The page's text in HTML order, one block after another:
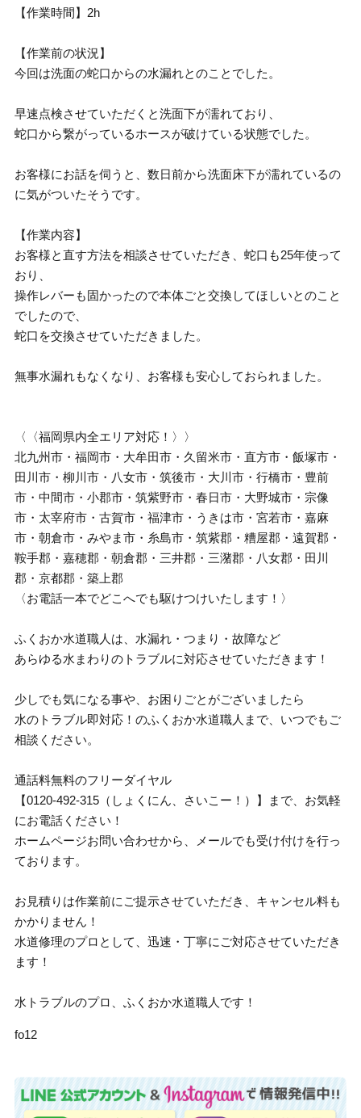
【作業時間】2h
【作業前の状況】
今回は洗面の蛇口からの水漏れとのことでした。
早速点検させていただくと洗面下が濡れており、
蛇口から繋がっているホースが破けている状態でした。
お客様にお話を伺うと、数日前から洗面床下が濡れているの
に気がついたそうです。
【作業内容】
お客様と直す方法を相談させていただき、蛇口も25年使って
おり、
操作レバーも固かったので本体ごと交換してほしいとのこと
でしたので、
蛇口を交換させていただきました。
無事水漏れもなくなり、お客様も安心しておられました。
〈〈福岡県内全エリア対応！〉〉
北九州市・福岡市・大牟田市・久留米市・直方市・飯塚市・
田川市・柳川市・八女市・筑後市・大川市・行橋市・豊前
市・中間市・小郡市・筑紫野市・春日市・大野城市・宗像
市・太宰府市・古賀市・福津市・うきは市・宮若市・嘉麻
市・朝倉市・みやま市・糸島市・筑紫郡・糟屋郡・遠賀郡・
鞍手郡・嘉穂郡・朝倉郡・三井郡・三潴郡・八女郡・田川
郡・京都郡・築上郡
〈お電話一本でどこへでも駆けつけいたします！〉
ふくおか水道職人は、水漏れ・つまり・故障など
あらゆる水まわりのトラブルに対応させていただきます！
少しでも気になる事や、お困りごとがございましたら
水のトラブル即対応！のふくおか水道職人まで、いつでもご
相談ください。
通話料無料のフリーダイヤル
【0120-492-315（しょくにん、さいこー！）】まで、お気軽
にお電話ください！
ホームページお問い合わせから、メールでも受け付けを行っ
ております。
お見積りは作業前にご提示させていただき、キャンセル料も
かかりません！
水道修理のプロとして、迅速・丁寧にご対応させていただき
ます！
水トラブルのプロ、ふくおか水道職人です！
fo12